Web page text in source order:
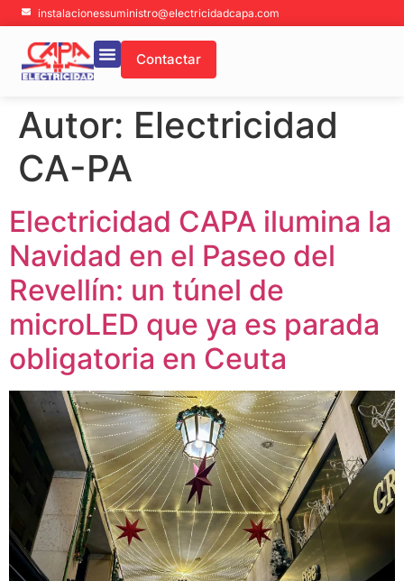
instalacionessuministro@electricidadcapa.com
Contactar
Autor: Electricidad
CA-PA
Electricidad CAPA ilumina la
Navidad en el Paseo del
Revellín: un túnel de
microLED que ya es parada
obligatoria en Ceuta